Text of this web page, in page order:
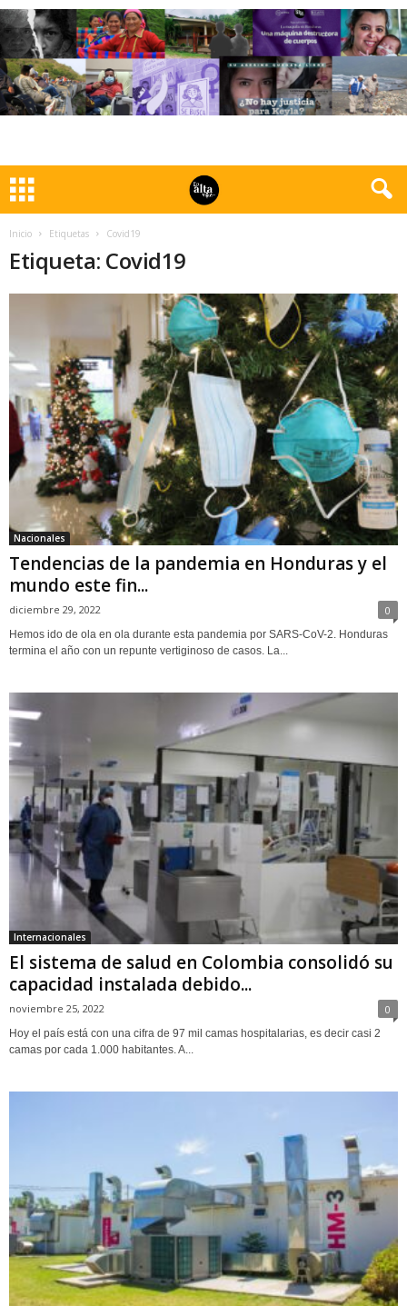
Inicio Etiquetas Covid19
Etiqueta: Covid19
Nacionales
Tendencias de la pandemia en Honduras y el
mundo este fin...
diciembre 29, 2022 0
Hemos ido de ola en ola durante esta pandemia por SARS-CoV-2. Honduras
termina el año con un repunte vertiginoso de casos. La...
Internacionales
El sistema de salud en Colombia consolidó su
capacidad instalada debido...
noviembre 25, 2022 0
Hoy el país está con una cifra de 97 mil camas hospitalarias, es decir casi 2
camas por cada 1.000 habitantes. A...